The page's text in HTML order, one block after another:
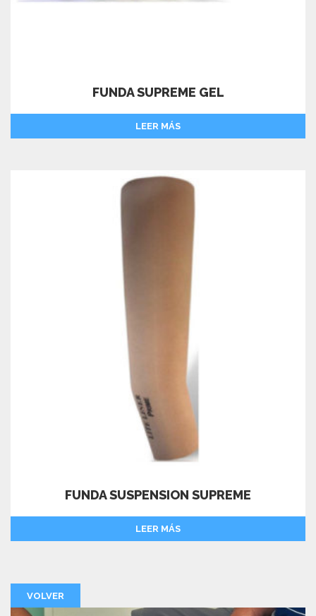
FUNDA SUPREME GEL
LEER MÁS
FUNDA SUSPENSION SUPREME
LEER MÁS
VOLVER